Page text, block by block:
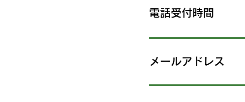
電話受付時間
メールアドレス